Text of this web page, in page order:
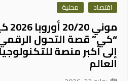
اقتصاد محلية
“كي” قصة التحول
إلى أكبر منصة
العالم